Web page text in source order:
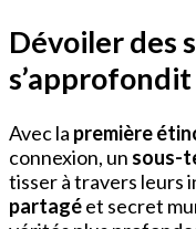
Dévoiler des
s’approfondit
Avec la première
connexion, un sous-
tisser à travers leurs
partagéet secret